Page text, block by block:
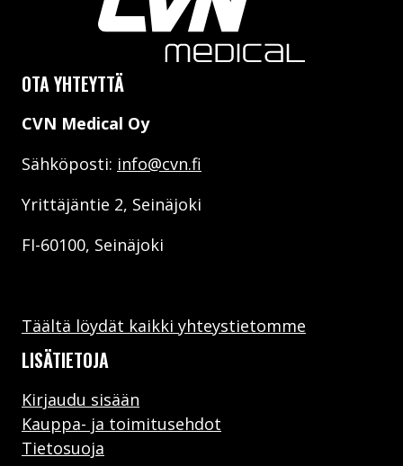
CVN PACKING GAUZE
TUTUSTU
TUTUSTU
OTA YHTEYTTÄ
CVN Medical Oy
Sähköposti: info@cvn.fi
Yrittäjäntie 2, Seinäjoki
FI-60100, Seinäjoki
Täältä löydät kaikki yhteystietomme
LISÄTIETOJA
Kirjaudu sisään
Kauppa- ja toimitusehdot
Tietosuoja